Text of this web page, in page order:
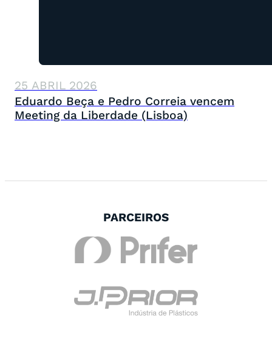
25 ABRIL 2026
Eduardo Beça e Pedro Correia vencem
Meeting da Liberdade (Lisboa)
PARCEIROS